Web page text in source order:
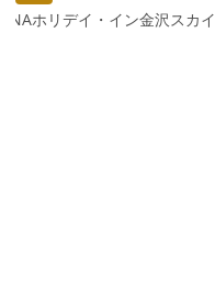
ANAホリデイ・イン金沢スカイ